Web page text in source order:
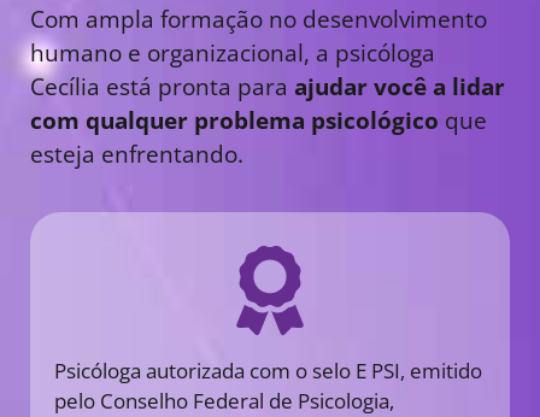
Com ampla formação no desenvolvimento
humano e organizacional, a psicóloga
Cecília está pronta para ajudar você a lidar
com qualquer problema psicológico que
esteja enfrentando.
Psicóloga autorizada com o selo E PSI, emitido
pelo Conselho Federal de Psicologia,